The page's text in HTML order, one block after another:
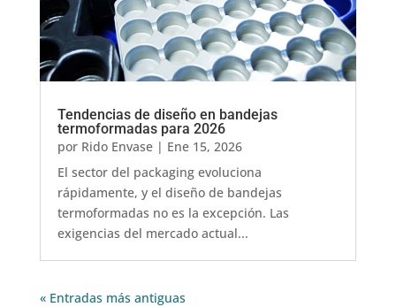
Tendencias de diseño en bandejas
termoformadas para 2026
por Rido Envase| Ene 15, 2026
El sector del packaging evoluciona
rápidamente, y el diseño de bandejas
termoformadas no es la excepción. Las
exigencias del mercado actual...
« Entradas más antiguas